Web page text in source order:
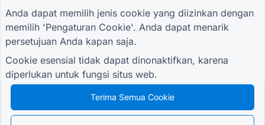
BERGABUNGLAH DENGAN KOMUNITAS
TIGER FORM
Panduan
Pengaturan Cookie
Anda dapat memilih jenis cookie yang diizinkan dengan
memilih 'Pengaturan Cookie'. Anda dapat menarik
persetujuan Anda kapan saja.
Cookie esensial tidak dapat dinonaktifkan, karena
diperlukan untuk fungsi situs web.
Terima Semua Cookie